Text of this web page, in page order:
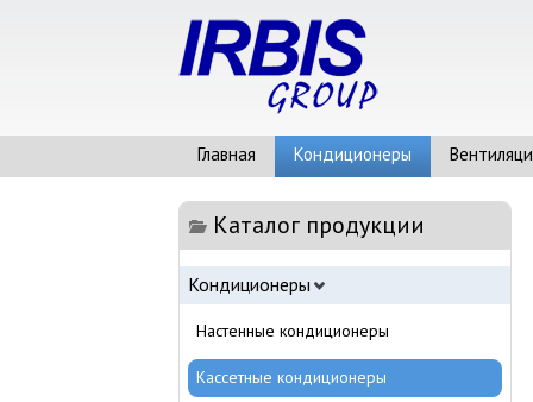
Главная Кондиционеры
Каталог продукции
Кондиционеры
Настенные кондиционеры
Кассетные кондиционеры